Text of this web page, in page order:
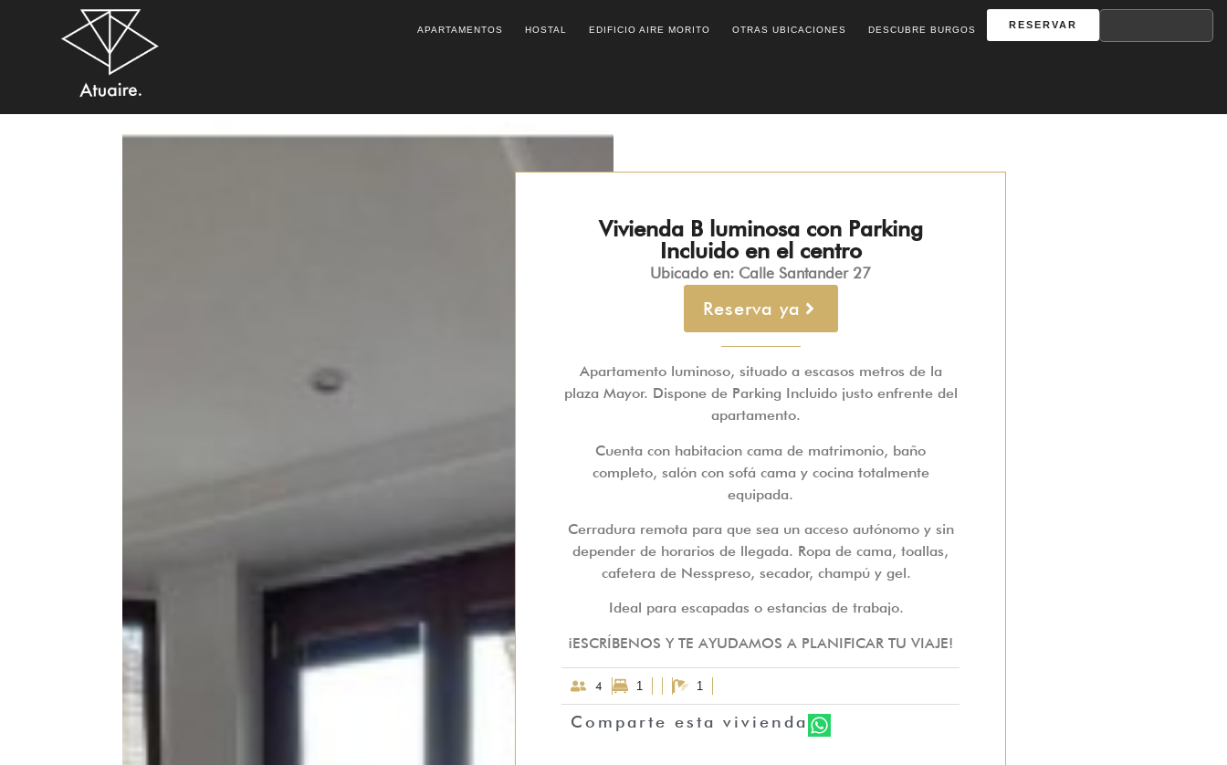
APARTAMENTOS HOSTAL EDIFICIO AIRE MORITO OTRAS UBICACIONES DESCUBRE BURGOS RESERVAR
Vivienda B luminosa con Parking
Incluido en el centro
Ubicado en: Calle Santander 27
Reserva ya
Apartamento luminoso, situado a escasos metros de la
plaza Mayor. Dispone de Parking Incluido justo enfrente del
apartamento.
Cuenta con habitacion cama de matrimonio, baño
completo, salón con sofá cama y cocina totalmente
equipada.
Cerradura remota para que sea un acceso autónomo y sin
depender de horarios de llegada. Ropa de cama, toallas,
cafetera de Nesspreso, secador, champú y gel.
Ideal para escapadas o estancias de trabajo.
¡ESCRÍBENOS Y TE AYUDAMOS A PLANIFICAR TU VIAJE!
4 1 1
Comparte esta vivienda